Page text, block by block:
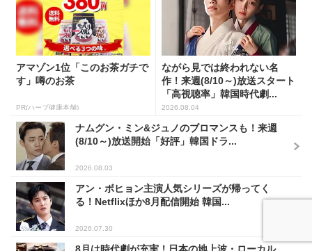
アマゾン1位「このお茶ガチで
す」噂のお茶
PR(ハーブ健康本舗)
ながら見では終われない名
作！来週(8/10～)放送スタート
「高視聴率」韓国時代劇...
2026.08.04
ナムグン・ミン&ジュノのブロマンスも！来週
(8/10～)放送開始「好評」韓国ドラ...
2026.08.03
アン・ボヒョン主演人気シリーズが帰ってく
る！Netflixほか8月配信開始 韓国...
2026.07.30